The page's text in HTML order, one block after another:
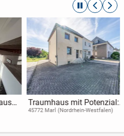
automatische
Traumhaus mit Potenzial:
Charmante
Garten für
45772 Marl (Nordrhein-Westfalen)